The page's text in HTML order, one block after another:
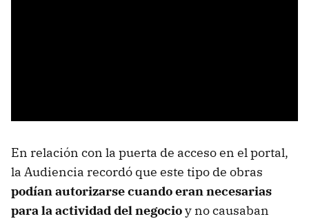
En relación con la puerta de acceso en el portal,
la Audiencia recordó que este tipo de obras
podían autorizarse cuando eran necesarias
para la actividad del negocioy no causaban